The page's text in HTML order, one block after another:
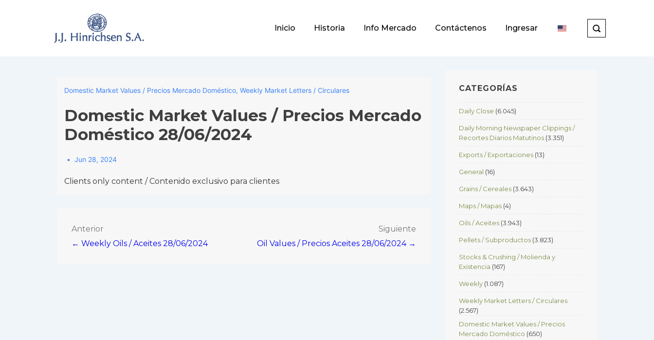
Main
Inicio Historia Info Mercado Contáctenos Ingresar
Domestic Market Values / Precios Mercado Doméstico, Weekly Market Letters / Circulares
Domestic Market Values / Precios Mercado
Doméstico 28/06/2024
Jun 28, 2024
Clients only content / Contenido exclusivo para clientes
Navegación
de
Anterior
← Weekly Oils / Aceites 28/06/2024
Siguiente
Oil Values / Precios Aceites 28/06/2024 →
CATEGORÍAS
Daily Close (6.045)
Daily Morning Newspaper Clippings /
Recortes Diarios Matutinos (3.351)
Exports / Exportaciones (13)
General (16)
Grains / Cereales (3.643)
Maps / Mapas (4)
Oils / Aceites (3.943)
Pellets / Subproductos (3.823)
Stocks & Crushing / Molienda y
Existencia (167)
Weekly (1.087)
Weekly Market Letters / Circulares
(2.567)
Domestic Market Values / Precios
Mercado Doméstico (650)